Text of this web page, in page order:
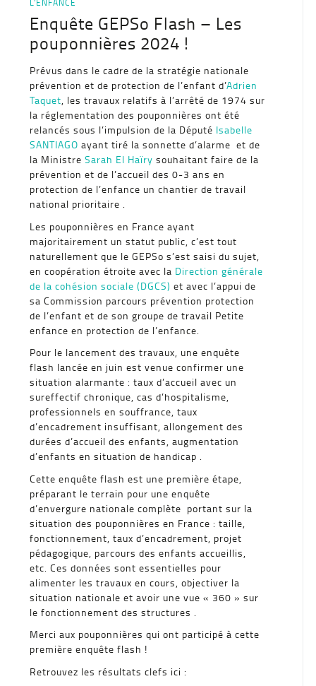
Enquête GEPSo Flash – Les
pouponnières 2024 !
Prévus dans le cadre de la stratégie nationale
prévention et de protection de l’enfant d’Adrien
Taquet, les travaux relatifs à l’arrêté de 1974 sur
la réglementation des pouponnières ont été
relancés sous l’impulsion de la Député Isabelle
SANTIAGO ayant tiré la sonnette d’alarme et de
la Ministre Sarah El Haïry souhaitant faire de la
prévention et de l’accueil des 0-3 ans en
protection de l’enfance un chantier de travail
national prioritaire .
Les pouponnières en France ayant
majoritairement un statut public, c’est tout
naturellement que le GEPSo s’est saisi du sujet,
en coopération étroite avec la Direction générale
de la cohésion sociale (DGCS) et avec l’appui de
sa Commission parcours prévention protection
de l’enfant et de son groupe de travail Petite
enfance en protection de l’enfance.
Pour le lancement des travaux, une enquête
flash lancée en juin est venue confirmer une
situation alarmante : taux d’accueil avec un
sureffectif chronique, cas d’hospitalisme,
professionnels en souffrance, taux
d’encadrement insuffisant, allongement des
durées d’accueil des enfants, augmentation
d’enfants en situation de handicap .
Cette enquête flash est une première étape,
préparant le terrain pour une enquête
d’envergure nationale complète portant sur la
situation des pouponnières en France : taille,
fonctionnement, taux d’encadrement, projet
pédagogique, parcours des enfants accueillis,
etc. Ces données sont essentielles pour
alimenter les travaux en cours, objectiver la
situation nationale et avoir une vue « 360 » sur
le fonctionnement des structures .
Merci aux pouponnières qui ont participé à cette
première enquête flash !
Retrouvez les résultats clefs ici :